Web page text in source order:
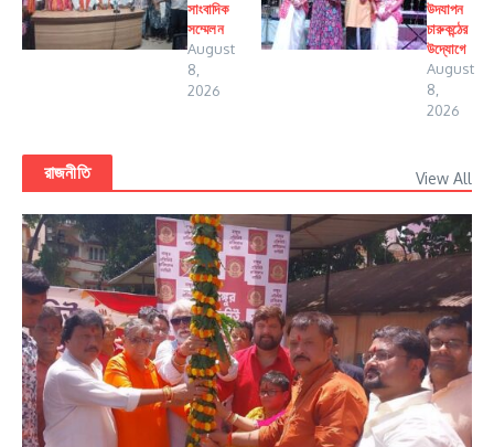
সাংবাদিক
সম্মেলন
August
8,
2026
উদযাপন
চারুকন্ঠের
উদ্যোগে
August
8,
2026
রাজনীতি View All